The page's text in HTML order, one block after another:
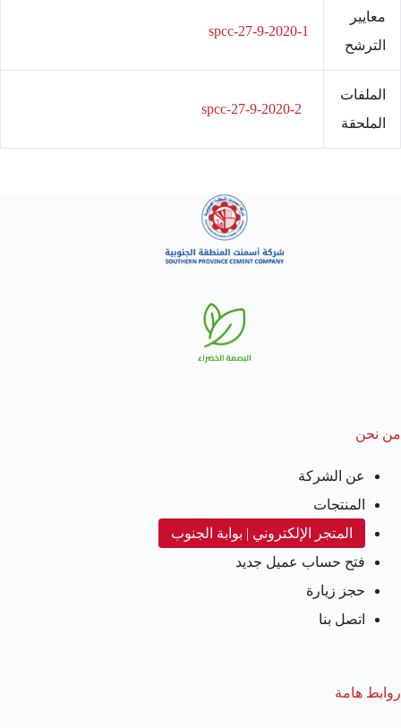
معايير
الترشح
spcc-27-9-2020-1
الملفات
الملحقة
spcc-27-9-2020-2
من نحن
عن الشركة
المنتجات
المتجر الإلكتروني | بوابة الجنوب
فتح حساب عميل جديد
حجز زيارة
اتصل بنا
روابط هامة